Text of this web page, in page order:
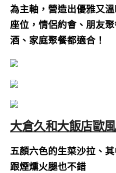
為主軸，營造出優雅又
座位，情侶約會、朋友
酒、家庭聚餐都適合！
大倉久和大飯店歐
五顏六色的生菜沙拉、
跟煙燻火腿也不錯